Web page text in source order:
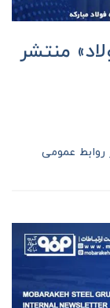
داخلی شماره ١۴٧۵ فولاد» منتشر
روابط عمومی